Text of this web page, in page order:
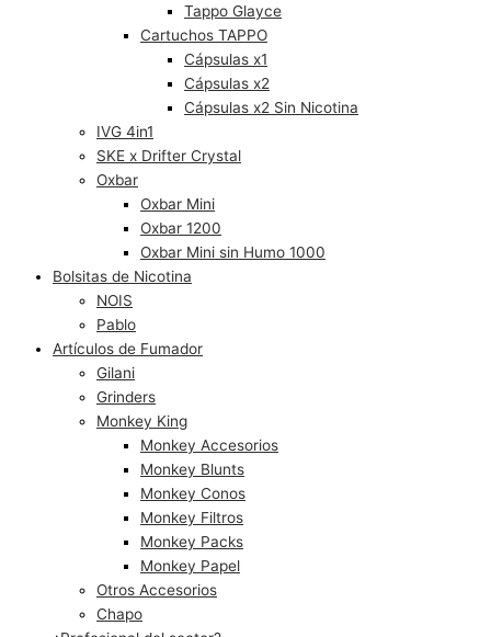
Tappo Glayce
Cartuchos TAPPO
Cápsulas x1
Cápsulas x2
Cápsulas x2 Sin Nicotina
IVG 4in1
SKE x Drifter Crystal
Oxbar
Oxbar Mini
Oxbar 1200
Oxbar Mini sin Humo 1000
Bolsitas de Nicotina
NOIS
Pablo
Artículos de Fumador
Gilani
Grinders
Monkey King
Monkey Accesorios
Monkey Blunts
Monkey Conos
Monkey Filtros
Monkey Packs
Monkey Papel
Otros Accesorios
Chapo